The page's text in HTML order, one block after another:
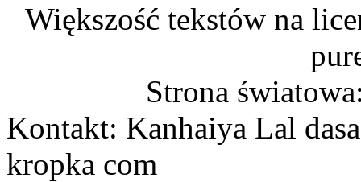
Większość tekstów na
Strona
Kontakt: Kanhaiya Lal
kropka com